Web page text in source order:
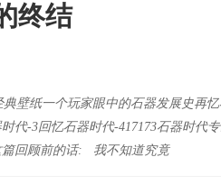
终结
壁纸一个玩家眼中的石器发展史再
代-3回忆石器时代-417173石器时代
回顾前的话: 我不知道究竟